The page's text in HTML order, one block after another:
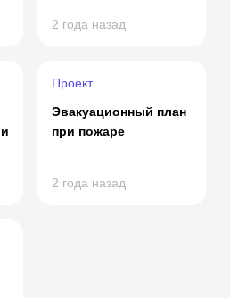
2 года назад
Проект
Эвакуационный план
при пожаре
2 года назад